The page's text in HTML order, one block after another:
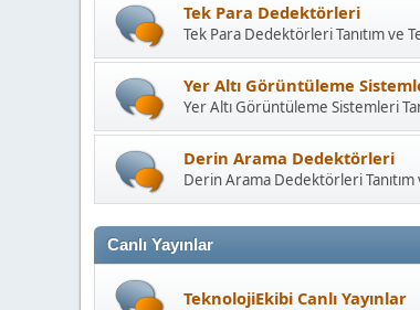
Tek Para Dedektörleri
Tek Para Dedektörleri Tanıtım ve
Yer Altı Görüntüleme
Yer Altı Görüntüleme Sistemleri
Derin Arama Dedektörleri
Derin Arama Dedektörleri Tanıtım
Canlı Yayınlar
TeknolojiEkibi Canlı Yayınlar